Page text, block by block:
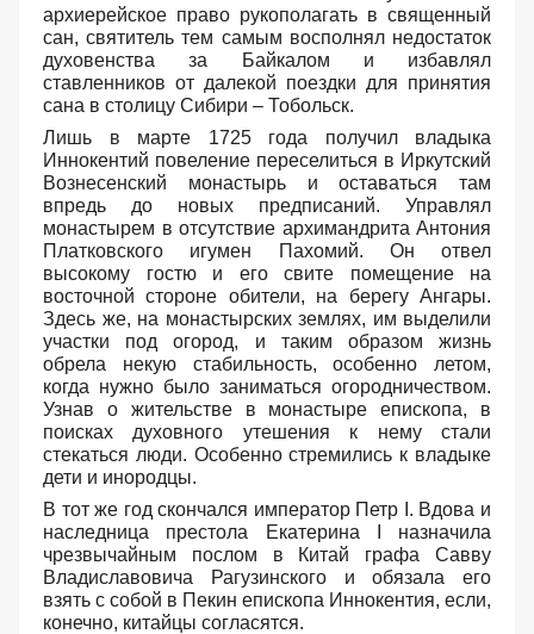
архиерейское право рукополагать в священный
сан, святитель тем самым восполнял недостаток
духовенства за Байкалом и избавлял
ставленников от далекой поездки для принятия
сана в столицу Сибири – Тобольск.
Лишь в марте 1725 года получил владыка
Иннокентий повеление переселиться в Иркутский
Вознесенский монастырь и оставаться там
впредь до новых предписаний. Управлял
монастырем в отсутствие архимандрита Антония
Платковского игумен Пахомий. Он отвел
высокому гостю и его свите помещение на
восточной стороне обители, на берегу Ангары.
Здесь же, на монастырских землях, им выделили
участки под огород, и таким образом жизнь
обрела некую стабильность, особенно летом,
когда нужно было заниматься огородничеством.
Узнав о жительстве в монастыре епископа, в
поисках духовного утешения к нему стали
стекаться люди. Особенно стремились к владыке
дети и инородцы.
В тот же год скончался император Петр I. Вдова и
наследница престола Екатерина I назначила
чрезвычайным послом в Китай графа Савву
Владиславовича Рагузинского и обязала его
взять с собой в Пекин епископа Иннокентия, если,
конечно, китайцы согласятся.